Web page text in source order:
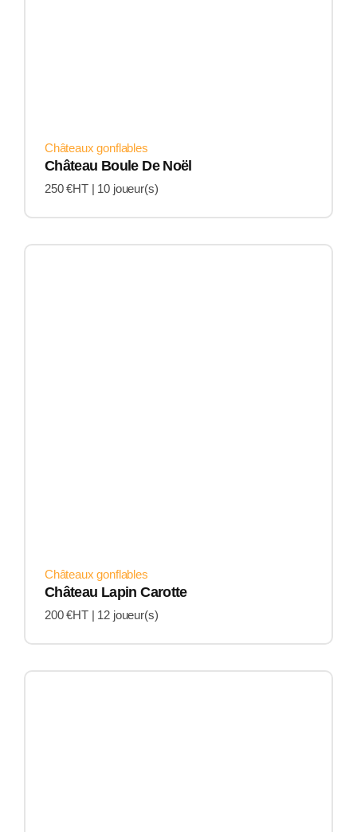
Châteaux gonflables
Château Boule De Noël
250 €HT | 10 joueur(s)
Châteaux gonflables
Château Lapin Carotte
200 €HT | 12 joueur(s)